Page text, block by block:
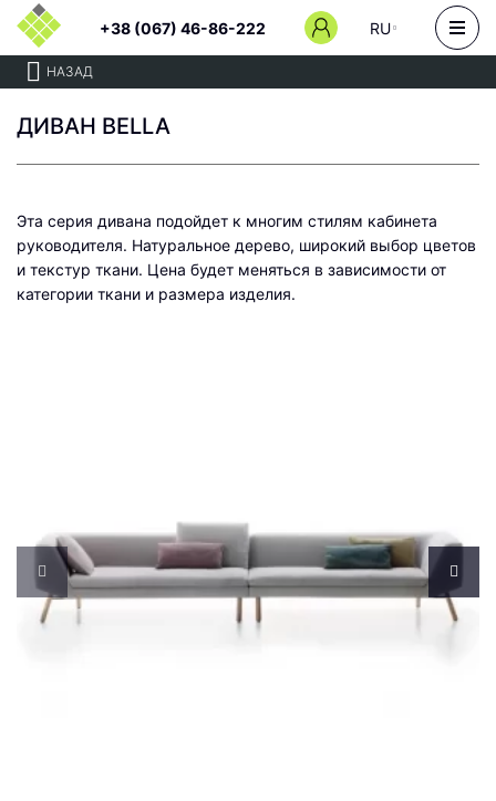
+38 (067) 46-86-222 RU
НАЗАД
ДИВАН BELLA
Эта серия дивана подойдет к многим стилям кабинета
руководителя. Натуральное дерево, широкий выбор цветов
и текстур ткани. Цена будет меняться в зависимости от
категории ткани и размера изделия.